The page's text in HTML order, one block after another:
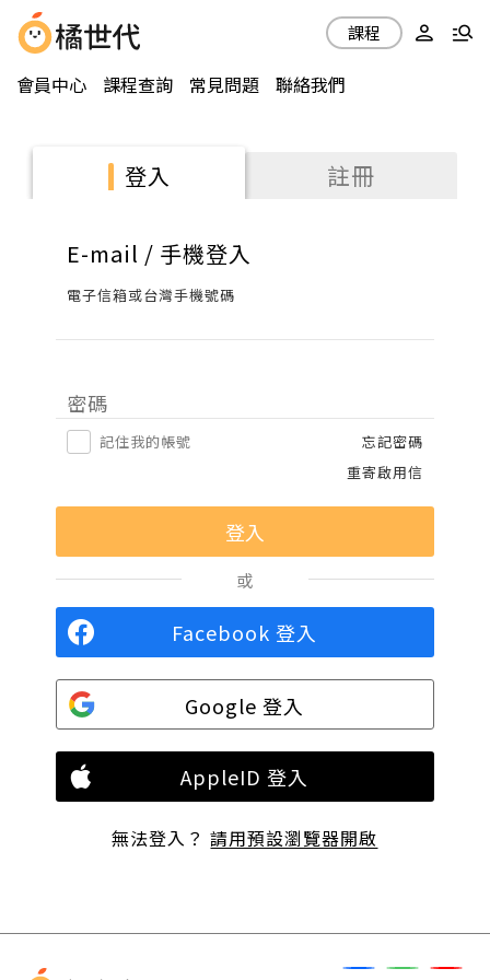
會員中心 課程查詢 常見問題 聯絡我們
課程
登入 註冊
E-mail / 手機登入
電子信箱或台灣手機號碼
密碼
記住我的帳號
忘記密碼
重寄啟用信
或
Facebook 登入
Google 登入
AppleID 登入
無法登入？請用預設瀏覽器開啟